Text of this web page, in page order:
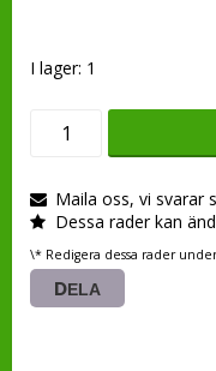
I lager: 1
Maila oss, vi svarar
Dessa rader kan
\* Redigera dessa rader
DELA